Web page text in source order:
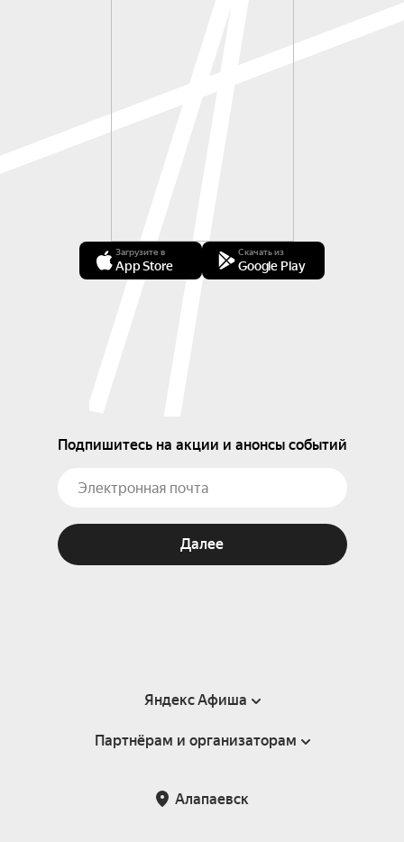
Загрузите в
App Store
Скачать из
Google Play
Подпишитесь на акции и анонсы событий
Далее
Яндекс Афиша
Справка
Подарочные сертификаты
Партнёрам и организаторам
Алапаевск